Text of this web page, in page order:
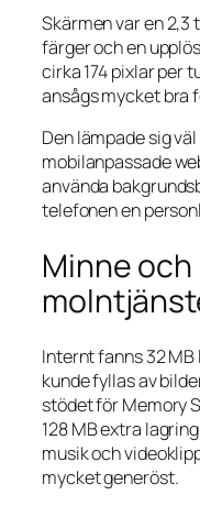
Skärmen var en 2,3
färger och en
cirka 174 pixlar per
ansågs mycket bra
Den lämpade sig
mobilanpassade
använda
telefonen en
Minne
Internt fanns 32
kunde fyllas av
stödet för Memory
128 MB extra
musik och
mycket generöst.